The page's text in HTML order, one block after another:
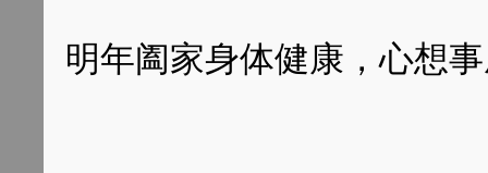
明年阖家身体健康，心想